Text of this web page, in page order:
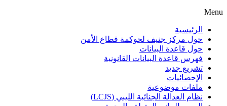
الرئيسية
حول مركز جنيف لحوكمة قطاع الأمن
حول قاعدة البيانات
فهرس قاعدة البيانات القانونية
تشريع جديد
الإحصائيات
ملفات موضوعية
نظام العدالة الجنائية الليبي (LCJS)